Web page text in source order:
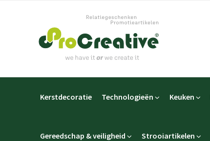
Kerstdecoratie Technologieën Keuken
Gereedschap & veiligheid Strooiartikelen